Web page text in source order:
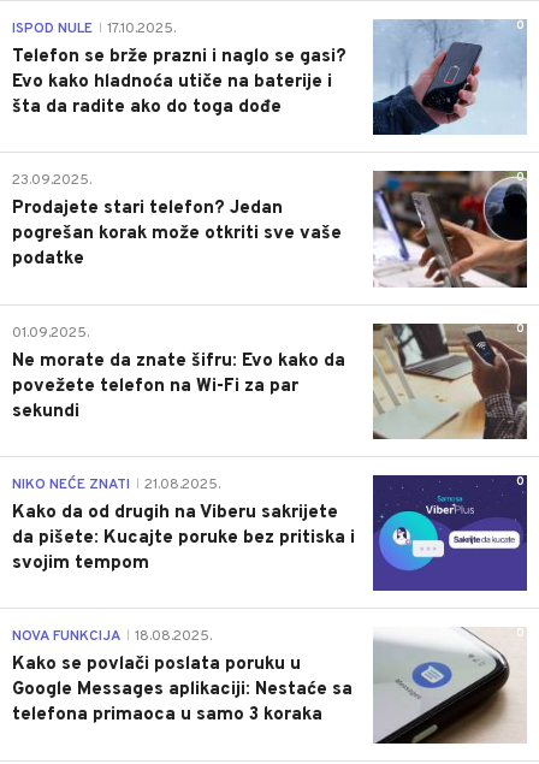
0
ISPOD NULE 17.10.2025.
Telefon se brže prazni i naglo se gasi?
Evo kako hladnoća utiče na baterije i
šta da radite ako do toga dođe
0
23.09.2025.
Prodajete stari telefon? Jedan
pogrešan korak može otkriti sve vaše
podatke
0
01.09.2025.
Ne morate da znate šifru: Evo kako da
povežete telefon na Wi-Fi za par
sekundi
0
NIKO NEĆE ZNATI 21.08.2025.
Kako da od drugih na Viberu sakrijete
da pišete: Kucajte poruke bez pritiska i
svojim tempom
0
NOVA FUNKCIJA 18.08.2025.
Kako se povlači poslata poruku u
Google Messages aplikaciji: Nestaće sa
telefona primaoca u samo 3 koraka